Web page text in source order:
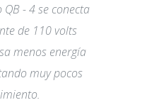
- 4 se conecta
de 110 volts
menos energía
muy pocos